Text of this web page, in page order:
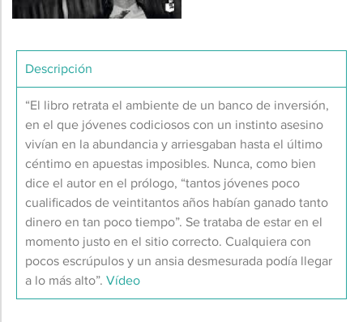
Descripción
“El libro retrata el ambiente de un banco de inversión,
en el que jóvenes codiciosos con un instinto asesino
vivían en la abundancia y arriesgaban hasta el último
céntimo en apuestas imposibles. Nunca, como bien
dice el autor en el prólogo, “tantos jóvenes poco
cualificados de veintitantos años habían ganado tanto
dinero en tan poco tiempo”. Se trataba de estar en el
momento justo en el sitio correcto. Cualquiera con
pocos escrúpulos y un ansia desmesurada podía llegar
a lo más alto”. Vídeo